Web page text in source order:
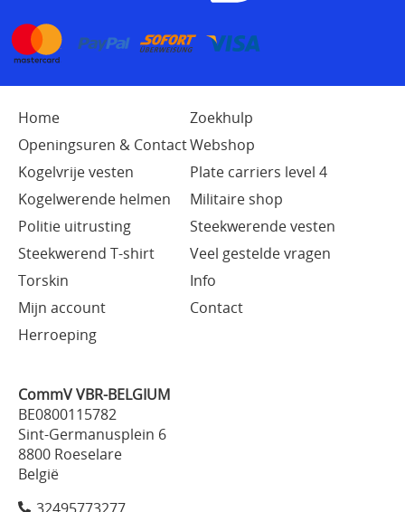
Home
Zoekhulp
Openingsuren & ContactWebshop
Kogelvrije vesten
Plate carriers level 4
Kogelwerende helmen
Militaire shop
Politie uitrusting
Steekwerende vesten
Steekwerend T-shirt
Veel gestelde vragen
Torskin
Info
Mijn account
Contact
Herroeping
CommV VBR-BELGIUM
BE0800115782
Sint-Germanusplein 6
8800 Roeselare
België